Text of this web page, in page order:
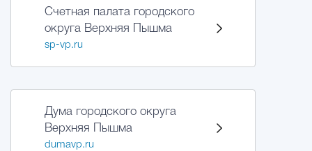
Счетная палата городского
округа Верхняя Пышма
sp-vp.ru
Дума городского округа
Верхняя Пышма
dumavp.ru